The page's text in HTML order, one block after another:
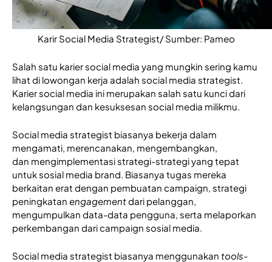
Karir Social Media Strategist/ Sumber: Pameo
Salah satu karier social media yang mungkin sering kamu
lihat di lowongan kerja adalah social media strategist.
Karier social media ini merupakan salah satu kunci dari
kelangsungan dan kesuksesan social media milikmu.
Social media strategist biasanya bekerja dalam
mengamati, merencanakan, mengembangkan,
dan mengimplementasi strategi-strategi yang tepat
untuk sosial media brand. Biasanya tugas mereka
berkaitan erat dengan pembuatan campaign, strategi
peningkatan engagement dari pelanggan,
mengumpulkan data-data pengguna, serta melaporkan
perkembangan dari campaign sosial media.
Social media strategist biasanya menggunakan tools-